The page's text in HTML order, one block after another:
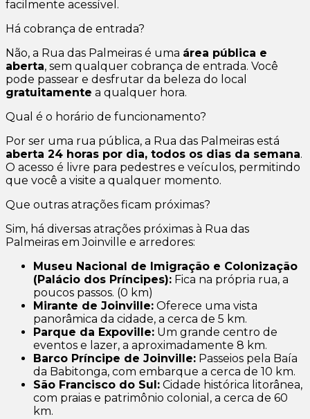
facilmente acessível.
Há cobrança de entrada?
Não, a Rua das Palmeiras é uma área pública e
aberta, sem qualquer cobrança de entrada. Você
pode passear e desfrutar da beleza do local
gratuitamente a qualquer hora.
Qual é o horário de funcionamento?
Por ser uma rua pública, a Rua das Palmeiras está
aberta 24 horas por dia, todos os dias da semana.
O acesso é livre para pedestres e veículos, permitindo
que você a visite a qualquer momento.
Que outras atrações ficam próximas?
Sim, há diversas atrações próximas à Rua das
Palmeiras em Joinville e arredores:
Museu Nacional de Imigração e Colonização
(Palácio dos Príncipes): Fica na própria rua, a
poucos passos. (0 km)
Mirante de Joinville: Oferece uma vista
panorâmica da cidade, a cerca de 5 km.
Parque da Expoville: Um grande centro de
eventos e lazer, a aproximadamente 8 km.
Barco Príncipe de Joinville: Passeios pela Baía
da Babitonga, com embarque a cerca de 10 km.
São Francisco do Sul: Cidade histórica litorânea,
com praias e patrimônio colonial, a cerca de 60
km.